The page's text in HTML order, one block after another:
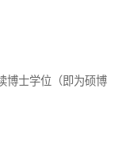
博士学位（即为硕博